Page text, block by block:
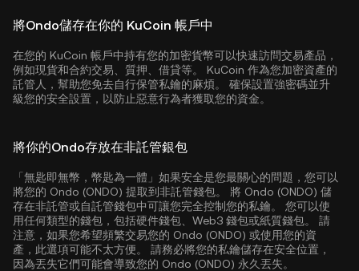
將Ondo儲存在你的 KuCoin 帳戶中
在您的 KuCoin 帳戶中持有您的加密貨幣可以快速訪問交易產品，
例如現貨和合約交易、質押、借貸等。 KuCoin 作為您加密資產的
託管人，幫助您免去自行保管私鑰的麻煩。 確保設置強密碼並升
級您的安全設置，以防止惡意行為者獲取您的資金。
將你的Ondo存放在非託管銀包
「無匙即無幣，幣匙為一體」如果安全是您最關心的問題，您可以
將您的 Ondo (ONDO) 提取到非託管錢包。 將 Ondo (ONDO) 儲
存在非託管或自託管錢包中可讓您完全控制您的私鑰。 您可以使
用任何類型的錢包，包括硬件錢包、Web3 錢包或紙質錢包。 請
注意，如果您希望頻繁交易您的 Ondo (ONDO) 或使用您的資
產，此選項可能不太方便。 請務必將您的私鑰儲存在安全位置，
因為丟失它們可能會導致您的 Ondo (ONDO) 永久丟失。